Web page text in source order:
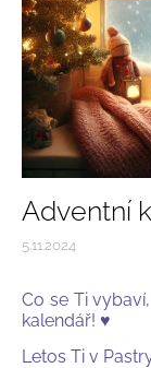
Adventní
5.11.2024
Co se Ti
kalendář! ♥️
Letos Ti v